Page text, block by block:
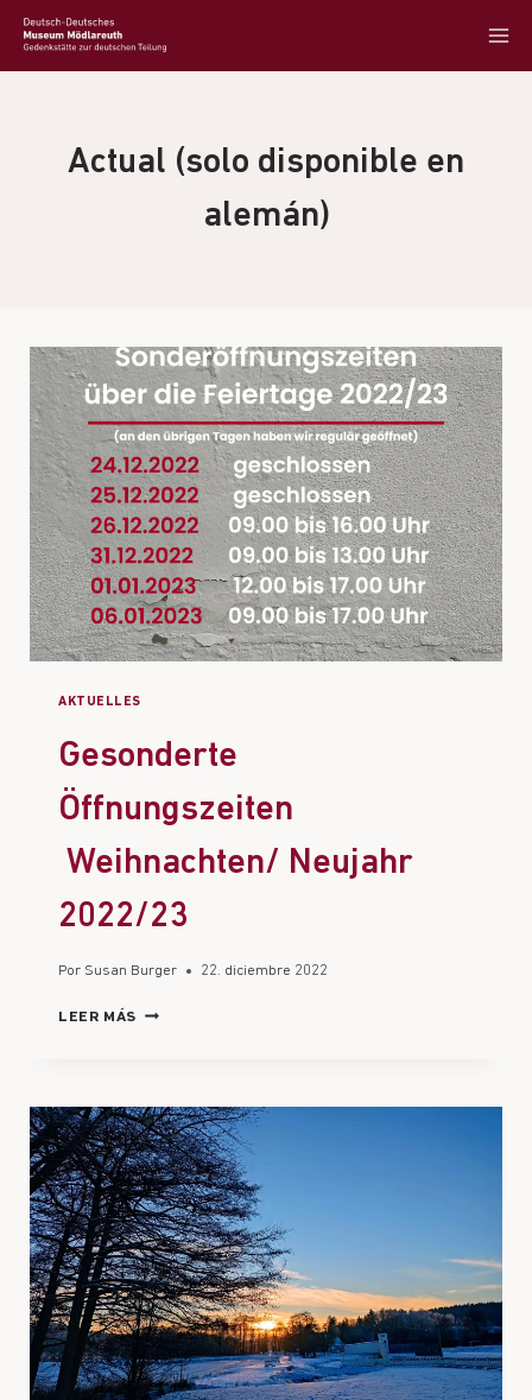
Actual (solo disponible en
alemán)
AKTUELLES
Gesonderte
Öffnungszeiten
Weihnachten/ Neujahr
2022/23
Por Susan Burger 22. diciembre 2022
LEER MÁS